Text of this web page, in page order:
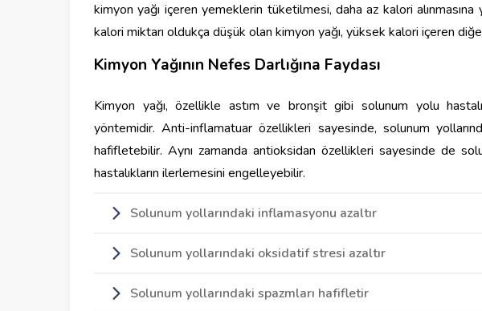
kimyon yağı içeren yemeklerin tüketilmesi, daha az kalori alınmasına
kalori miktarı oldukça düşük olan kimyon yağı, yüksek kalori içeren
Kimyon Yağının Nefes Darlığına Faydası
Kimyon yağı, özellikle astım ve bronşit gibi solunum yolu
yöntemidir. Anti-inflamatuar özellikleri sayesinde, solunum
hafifletebilir. Aynı zamanda antioksidan özellikleri sayesinde de
hastalıkların ilerlemesini engelleyebilir.
Solunum yollarındaki inflamasyonu azaltır
Solunum yollarındaki oksidatif stresi azaltır
Solunum yollarındaki spazmları hafifletir